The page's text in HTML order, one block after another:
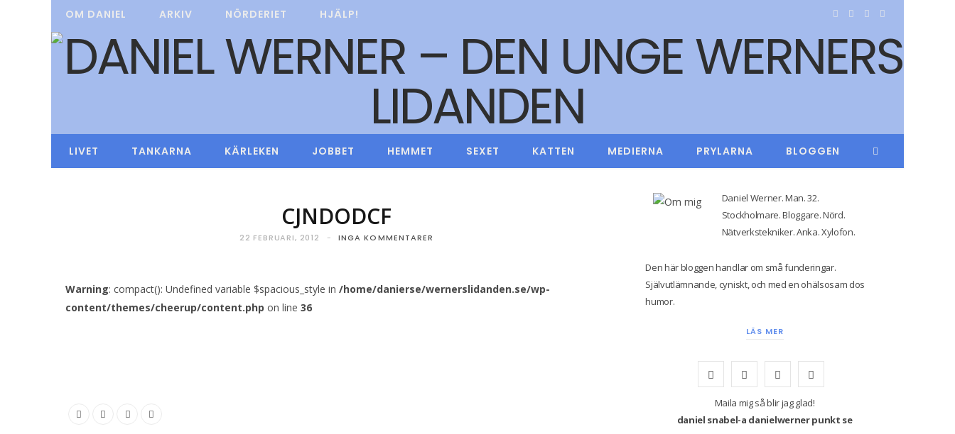
OM DANIEL ARKIV NÖRDERIET HJÄLP!
a
c
o
k
w n
s
g
o
u
LIVET TANKARNA KÄRLEKEN JOBBET HEMMET SEXET KATTEN MEDIERNA PRYLARNA BLOGGEN
CJNDODCF
22 FEBRUARI, 2012 INGA KOMMENTARER
Warning: compact(): Undefined variable $spacious_style in /home/danierse/wernerslidanden.se/wp-
content/themes/cheerup/content.php on line 36
Daniel Werner. Man. 32.
Stockholmare. Bloggare. Nörd.
Nätverkstekniker. Anka. Xylofon.
Den här bloggen handlar om små funderingar.
Självutlämnande, cyniskt, och med en ohälsosam dos
humor.
LÄS MER
a
c
w
i
n
s
o
u
Maila mig så blir jag glad!
daniel snabel-a danielwerner punkt se